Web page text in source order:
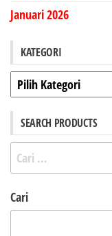
Januari 2026
KATEGORI
Kategori
SEARCH PRODUCTS
Cari
untuk:
Cari